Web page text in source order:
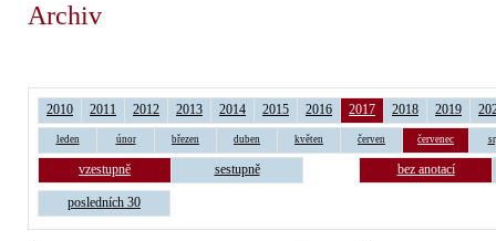
Archiv
2010 2011 2012 2013 2014 2015 2016 2017 2018 2019
leden únor březen duben květen červen červenec
vzestupně sestupně bez anotací
posledních 30